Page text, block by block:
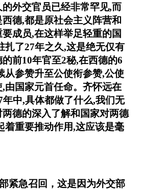
外交官员已经非常罕见,而
西德,都是原社会主义阵营和
成员,在这样举足轻重的国
扎了27年之久,这是绝无仅有
前10年官至2秘,在西德的6
从参赞升至公使衔参赞,公使
由国家元首任命。齐怀远在
中,具体都做了什么,我们无
德的深入了解和国家对两德
着重要推动作用,这应该是毫
紧急召回，这是因为外交部